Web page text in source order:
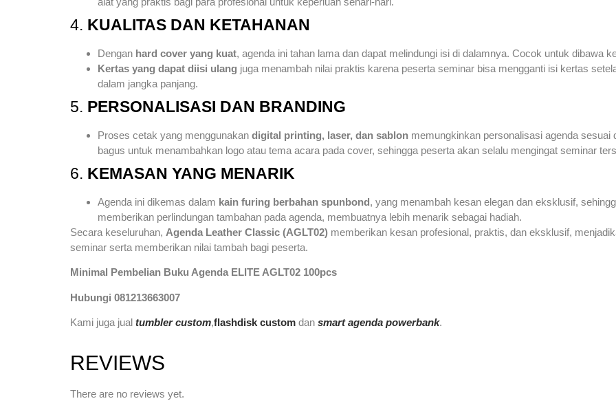
4. KUALITAS DAN KETAHANAN
Dengan hard cover yang kuat, agenda ini tahan lama dan dapat melindungi isi di dalamnya. Cocok untuk dibawa
Kertas yang dapat diisi ulang juga menambah nilai praktis karena peserta seminar bisa mengganti isi kertas
dalam jangka panjang.
5. PERSONALISASI DAN BRANDING
Proses cetak yang menggunakan digital printing, laser, dan sablon memungkinkan personalisasi agenda
bagus untuk menambahkan logo atau tema acara pada cover, sehingga peserta akan selalu mengingat seminar
6. KEMASAN YANG MENARIK
Agenda ini dikemas dalam kain furing berbahan spunbond, yang menambah kesan elegan dan eksklusif,
memberikan perlindungan tambahan pada agenda, membuatnya lebih menarik sebagai hadiah.
Secara keseluruhan, Agenda Leather Classic (AGLT02) memberikan kesan profesional, praktis, dan eksklusif,
seminar serta memberikan nilai tambah bagi peserta.
Minimal Pembelian Buku Agenda ELITE AGLT02 100pcs
Hubungi 081213663007
Kami juga jual tumbler custom,flashdisk custom dan smart agenda powerbank.
REVIEWS
There are no reviews yet.